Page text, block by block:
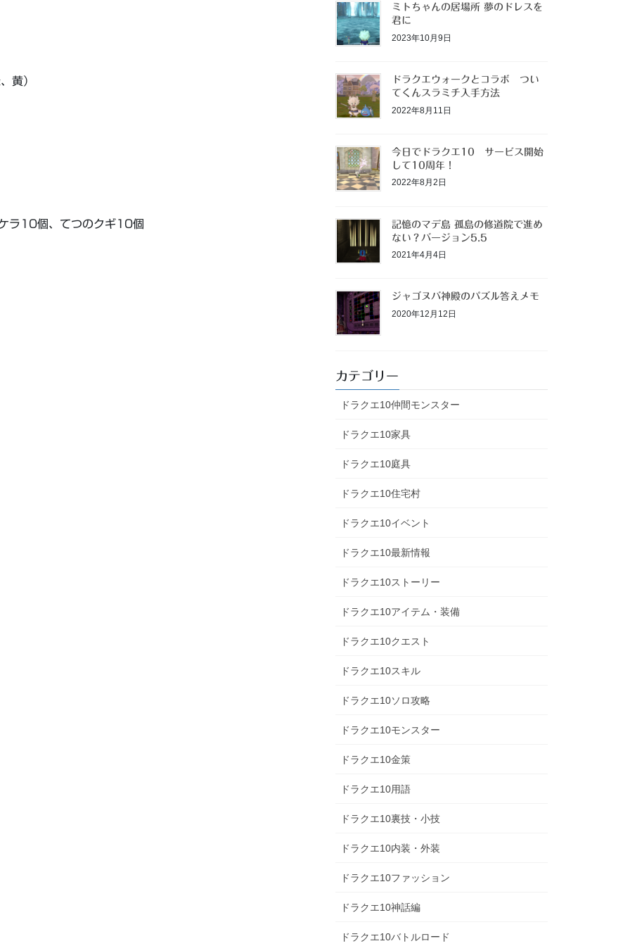
黄）
ラ10個、てつのクギ10個
ミトちゃんの居場所 夢のドレスを
君に
2023年10月9日
ドラクエウォークとコラボ つい
てくんスラミチ入手方法
2022年8月11日
今日でドラクエ10 サービス開始
して10周年！
2022年8月2日
記憶のマデ島 孤島の修道院で進め
ない？バージョン5.5
2021年4月4日
ジャゴヌバ神殿のパズル答えメモ
2020年12月12日
カテゴリー
ドラクエ10仲間モンスター
ドラクエ10家具
ドラクエ10庭具
ドラクエ10住宅村
ドラクエ10イベント
ドラクエ10最新情報
ドラクエ10ストーリー
ドラクエ10アイテム・装備
ドラクエ10クエスト
ドラクエ10スキル
ドラクエ10ソロ攻略
ドラクエ10モンスター
ドラクエ10金策
ドラクエ10用語
ドラクエ10裏技・小技
ドラクエ10内装・外装
ドラクエ10ファッション
ドラクエ10神話編
ドラクエ10バトルロード